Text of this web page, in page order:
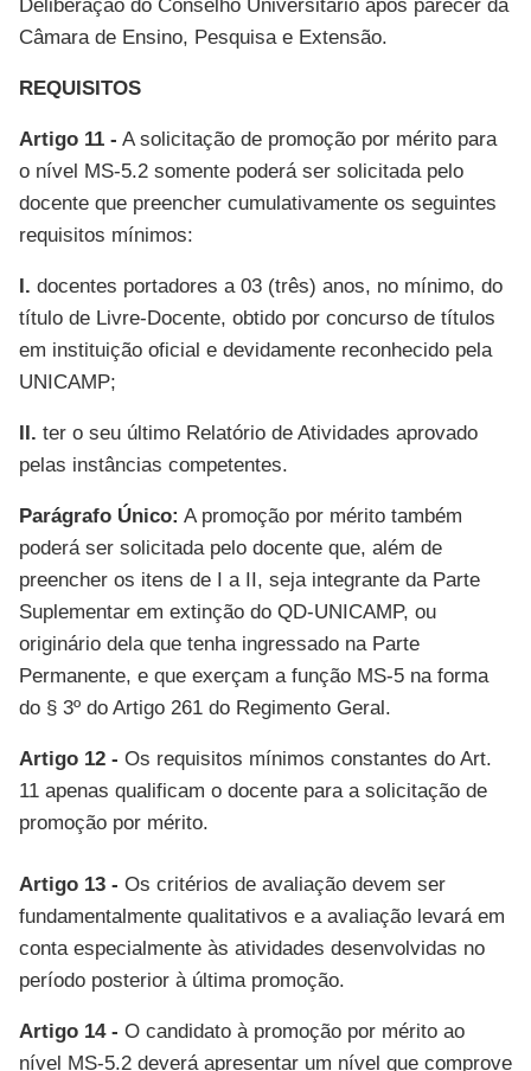
Deliberação do Conselho Universitário após parecer da
Câmara de Ensino, Pesquisa e Extensão.
REQUISITOS
Artigo 11 - A solicitação de promoção por mérito para
o nível MS-5.2 somente poderá ser solicitada pelo
docente que preencher cumulativamente os seguintes
requisitos mínimos:
I. docentes portadores a 03 (três) anos, no mínimo, do
título de Livre-Docente, obtido por concurso de títulos
em instituição oficial e devidamente reconhecido pela
UNICAMP;
II. ter o seu último Relatório de Atividades aprovado
pelas instâncias competentes.
Parágrafo Único: A promoção por mérito também
poderá ser solicitada pelo docente que, além de
preencher os itens de I a II, seja integrante da Parte
Suplementar em extinção do QD-UNICAMP, ou
originário dela que tenha ingressado na Parte
Permanente, e que exerçam a função MS-5 na forma
do § 3º do Artigo 261 do Regimento Geral.
Artigo 12 - Os requisitos mínimos constantes do Art.
11 apenas qualificam o docente para a solicitação de
promoção por mérito.
Artigo 13 - Os critérios de avaliação devem ser
fundamentalmente qualitativos e a avaliação levará em
conta especialmente às atividades desenvolvidas no
período posterior à última promoção.
Artigo 14 - O candidato à promoção por mérito ao
nível MS-5.2 deverá apresentar um nível que comprove